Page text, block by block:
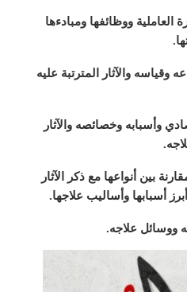
ووظائفها ومبادءها
وقياسه والآثار المترتبة عليه
وأسبابه وخصائصه والآثار
بين أنواعها مع ذكر الآثار
أسبابها وأساليب علاجها.
ووسائل علاجه.